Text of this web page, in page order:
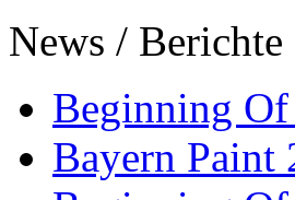
News / Berichte
Beginning Of
Bayern Paint